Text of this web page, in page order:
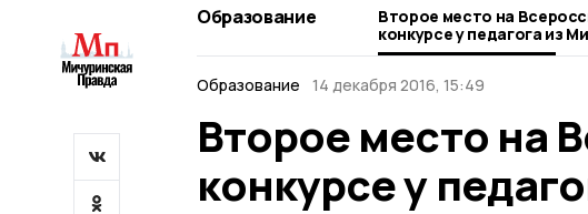
Образование
Второе место на
конкурсе у педагога из
Образование 14 декабря 2016, 15:49
Второе место на
конкурсе у